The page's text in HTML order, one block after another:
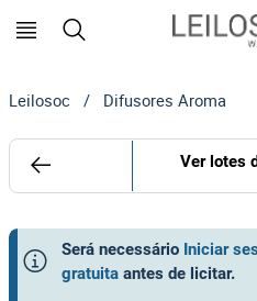
Leilosoc / Difusores Aroma
Ver lotes
Será necessário Iniciar
gratuita antes de licitar.